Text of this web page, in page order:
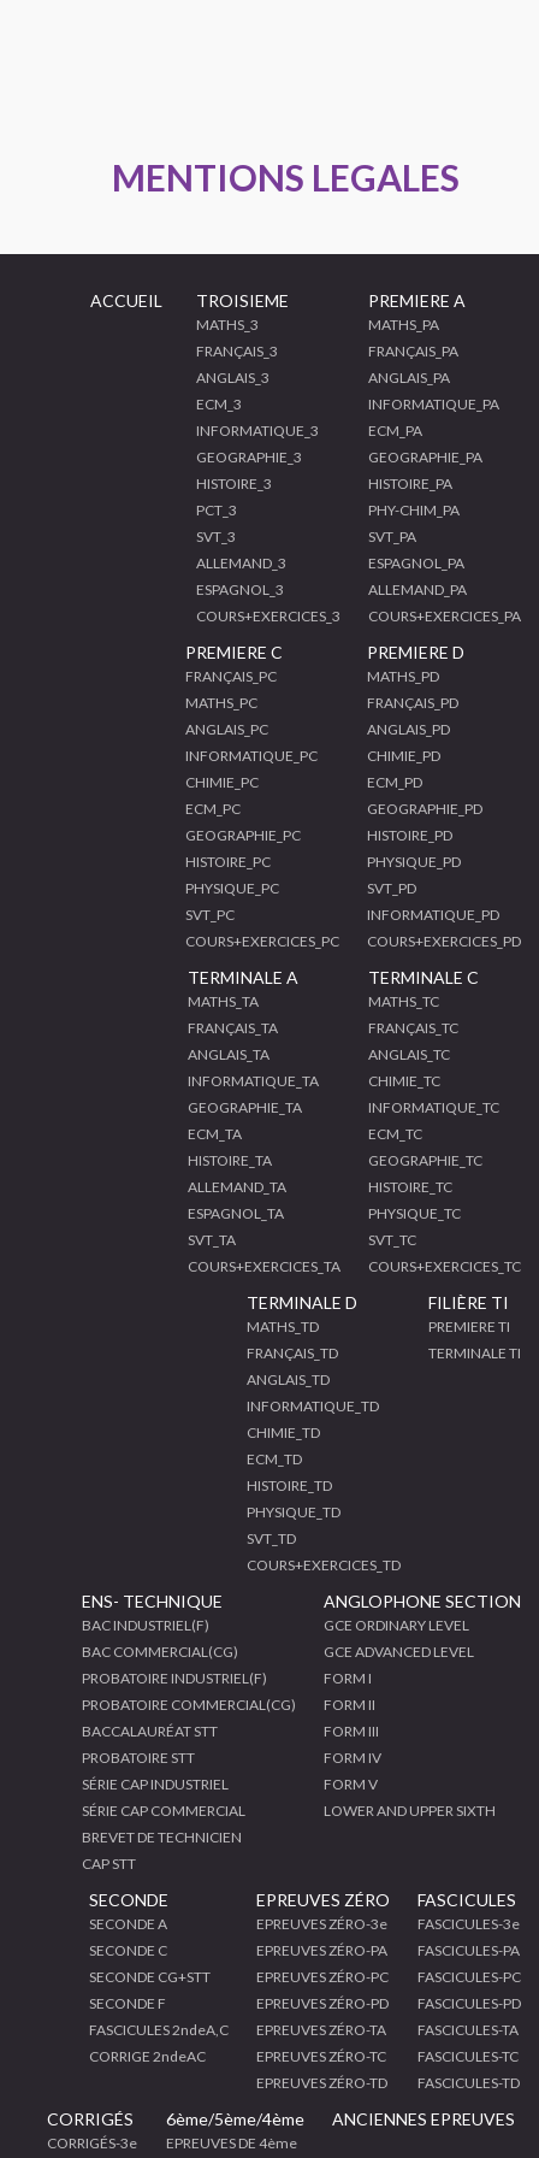
MENTIONS LEGALES
ACCUEIL TROISIEME
MATHS_3
FRANÇAIS_3
ANGLAIS_3
ECM_3
INFORMATIQUE_3
GEOGRAPHIE_3
HISTOIRE_3
PCT_3
SVT_3
ALLEMAND_3
ESPAGNOL_3
COURS+EXERCICES_3
PREMIERE A
MATHS_PA
FRANÇAIS_PA
ANGLAIS_PA
INFORMATIQUE_PA
ECM_PA
GEOGRAPHIE_PA
HISTOIRE_PA
PHY-CHIM_PA
SVT_PA
ESPAGNOL_PA
ALLEMAND_PA
COURS+EXERCICES_PA
PREMIERE C
FRANÇAIS_PC
MATHS_PC
ANGLAIS_PC
INFORMATIQUE_PC
CHIMIE_PC
ECM_PC
GEOGRAPHIE_PC
HISTOIRE_PC
PHYSIQUE_PC
SVT_PC
COURS+EXERCICES_PC
PREMIERE D
MATHS_PD
FRANÇAIS_PD
ANGLAIS_PD
CHIMIE_PD
ECM_PD
GEOGRAPHIE_PD
HISTOIRE_PD
PHYSIQUE_PD
SVT_PD
INFORMATIQUE_PD
COURS+EXERCICES_PD
TERMINALE A
MATHS_TA
FRANÇAIS_TA
ANGLAIS_TA
INFORMATIQUE_TA
GEOGRAPHIE_TA
ECM_TA
HISTOIRE_TA
ALLEMAND_TA
ESPAGNOL_TA
SVT_TA
COURS+EXERCICES_TA
TERMINALE C
MATHS_TC
FRANÇAIS_TC
ANGLAIS_TC
CHIMIE_TC
INFORMATIQUE_TC
ECM_TC
GEOGRAPHIE_TC
HISTOIRE_TC
PHYSIQUE_TC
SVT_TC
COURS+EXERCICES_TC
TERMINALE D
MATHS_TD
FRANÇAIS_TD
ANGLAIS_TD
INFORMATIQUE_TD
CHIMIE_TD
ECM_TD
HISTOIRE_TD
PHYSIQUE_TD
SVT_TD
COURS+EXERCICES_TD
FILIÈRE TI
PREMIERE TI
TERMINALE TI
ENS- TECHNIQUE
BAC INDUSTRIEL(F)
BAC COMMERCIAL(CG)
PROBATOIRE INDUSTRIEL(F)
PROBATOIRE COMMERCIAL(CG)
BACCALAURÉAT STT
PROBATOIRE STT
SÉRIE CAP INDUSTRIEL
SÉRIE CAP COMMERCIAL
BREVET DE TECHNICIEN
CAP STT
ANGLOPHONE SECTION
GCE ORDINARY LEVEL
GCE ADVANCED LEVEL
FORM I
FORM II
FORM III
FORM IV
FORM V
LOWER AND UPPER SIXTH
SECONDE
SECONDE A
SECONDE C
SECONDE CG+STT
SECONDE F
FASCICULES 2ndeA,C
CORRIGE 2ndeAC
EPREUVES ZÉRO
EPREUVES ZÉRO-3e
EPREUVES ZÉRO-PA
EPREUVES ZÉRO-PC
EPREUVES ZÉRO-PD
EPREUVES ZÉRO-TA
EPREUVES ZÉRO-TC
EPREUVES ZÉRO-TD
FASCICULES
FASCICULES-3e
FASCICULES-PA
FASCICULES-PC
FASCICULES-PD
FASCICULES-TA
FASCICULES-TC
FASCICULES-TD
CORRIGÉS
CORRIGÉS-3e
6ème/5ème/4ème
EPREUVES DE 4ème
ANCIENNES EPREUVES